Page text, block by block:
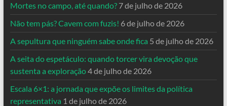
Mortes no campo, até quando? 7 de julho de 2026
Não tem pás? Cavem com fuzis! 6 de julho de 2026
A sepultura que ninguém sabe onde fica 5 de julho de 2026
A seita do espetáculo: quando torcer vira devoção que
sustenta a exploração4 de julho de 2026
Escala 6×1: a jornada que expõe os limites da política
representativa 1 de julho de 2026